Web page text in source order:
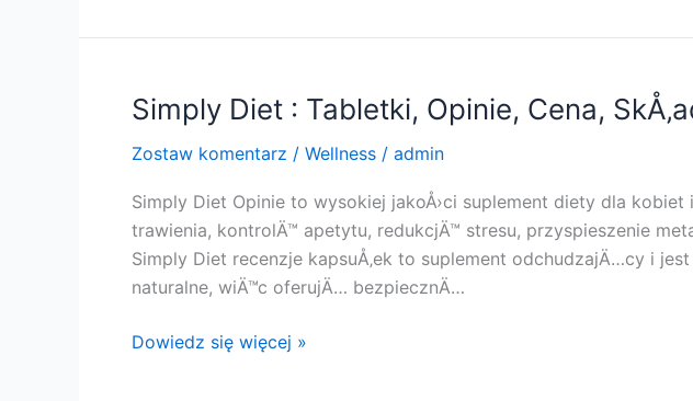
Recenzje,
DziaÅ‚a,
KorzyÅ›ci,
SkÅ‚adniki,
Kup
!!
Simply Diet : Tabletki, Opinie, Cena,
Zostaw komentarz / Wellness / admin
Simply Diet Opinie to wysokiej jakoÅ›ci suplement diety dla
trawienia, kontrolÄ™ apetytu, redukcjÄ™ stresu, przyspieszenie
Simply Diet recenzje kapsuÅ‚ek to suplement odchudzajÄ…cy i
naturalne, wiÄ™c oferujÄ… bezpiecznÄ…
Simply
Dowiedz się więcej »